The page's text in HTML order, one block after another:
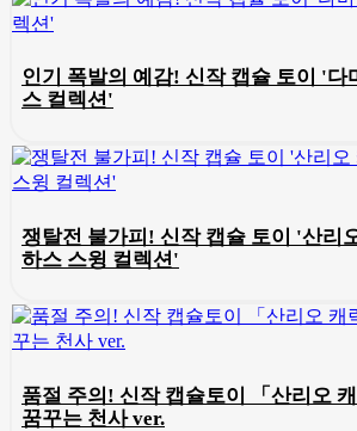
인기 폭발의 예감! 신작 캡슐 토이 '다
스 컬렉션'
쟁탈전 불가피! 신작 캡슐 토이 '산리
하스 스윙 컬렉션'
품절 주의! 신작 캡슐토이 「산리오
꿈꾸는 천사 ver.